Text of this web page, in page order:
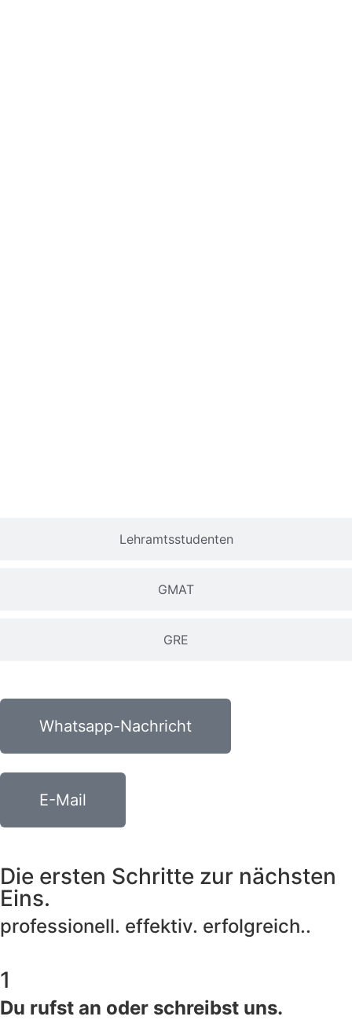
Lehramtsstudenten
GMAT
GRE
Whatsapp-Nachricht
E-Mail
Die ersten Schritte zur nächsten
Eins.
professionell. effektiv. erfolgreich..
1
Du rufst an oder schreibst uns.